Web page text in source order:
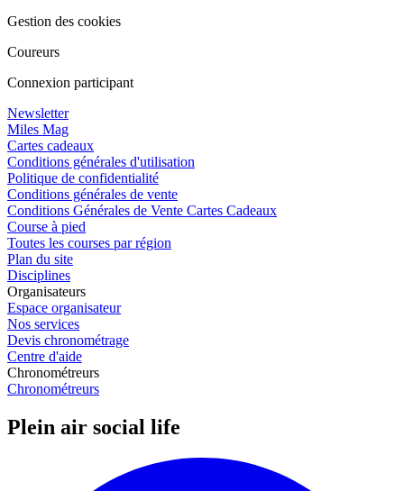
Gestion des cookies
Coureurs
Connexion participant
Newsletter
Miles Mag
Cartes cadeaux
Conditions générales d'utilisation
Politique de confidentialité
Conditions générales de vente
Conditions Générales de Vente Cartes Cadeaux
Course à pied
Toutes les courses par région
Plan du site
Disciplines
Organisateurs
Espace organisateur
Nos services
Devis chronométrage
Centre d'aide
Chronométreurs
Chronométreurs
Plein air social life